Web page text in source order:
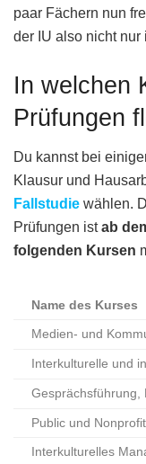
paar Fächern nun
der IU also nicht
In welchen
Prüfungen
Du kannst bei
Klausur und
Fallstudie wählen.
Prüfungen istab
folgenden Kursen
Name des Kurses
Medien- und
Interkulturelle und
Gesprächsführung,
Public und
Interkulturelles